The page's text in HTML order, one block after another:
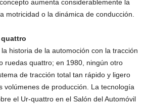
aumenta considerablemente la
motricidad o la dinámica de conducción.
historia de la automoción con la tracción
ruedas quattro; en 1980, ningún otro
de tracción total tan rápido y ligero
volúmenes de producción. La tecnología
el Ur-quattro en el Salón del Automóvil